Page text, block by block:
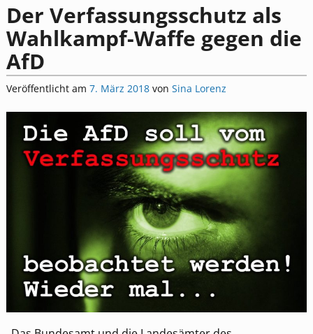
Der Verfassungsschutz als
Wahlkampf-Waffe gegen die
AfD
Veröffentlicht am 7. März 2018 von Sina Lorenz